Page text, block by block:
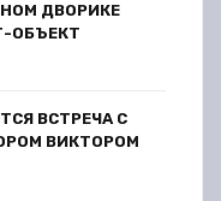
ДВОРИКЕ
ОБЪЕКТ
ВСТРЕЧА С
ВИКТОРОМ